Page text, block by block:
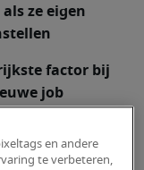
ze eigen
factor bij
job
en andere
te verbeteren,